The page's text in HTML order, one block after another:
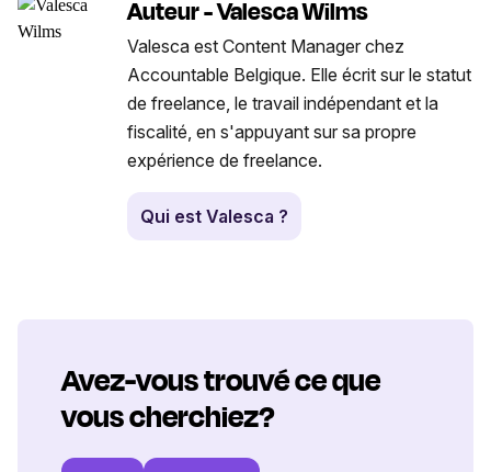
Auteur - Valesca Wilms
Valesca est Content Manager chez
Accountable Belgique. Elle écrit sur le statut
de freelance, le travail indépendant et la
fiscalité, en s'appuyant sur sa propre
expérience de freelance.
Qui est Valesca ?
Avez-vous trouvé ce que
vous cherchiez?